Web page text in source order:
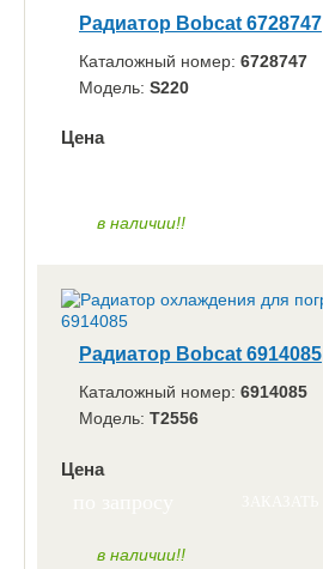
Радиатор Bobcat 6728747
Каталожный номер: 6728747
Модель: S220
Цена
в наличии!!
Радиатор Bobcat 6914085
Каталожный номер: 6914085
Модель: T2556
Цена
в наличии!!